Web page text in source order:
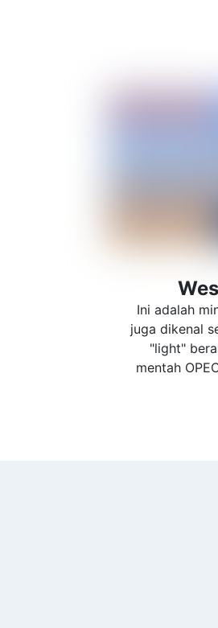
Ini adalah
juga dikenal
"light"
mentah